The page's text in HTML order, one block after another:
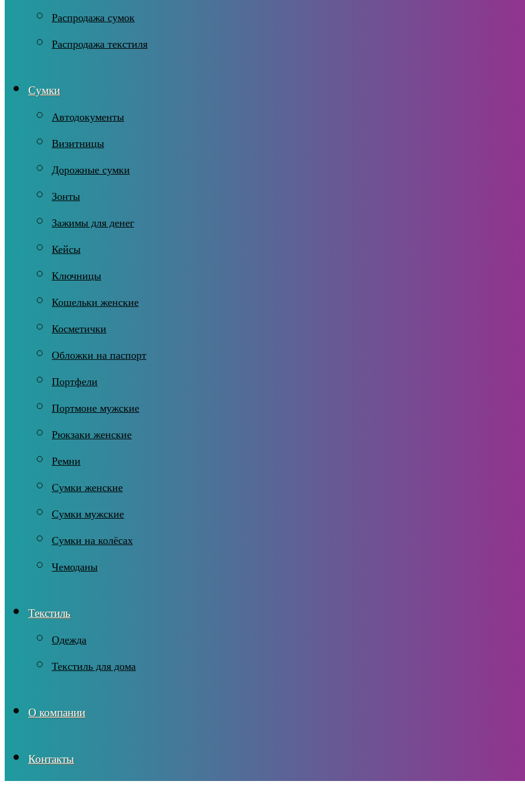
Распродажа сумок
Распродажа текстиля
Сумки
Автодокументы
Визитницы
Дорожные сумки
Зонты
Зажимы для денег
Кейсы
Ключницы
Кошельки женские
Косметички
Обложки на паспорт
Портфели
Портмоне мужские
Рюкзаки женские
Ремни
Сумки женские
Сумки мужские
Сумки на колёсах
Чемоданы
Текстиль
Одежда
Текстиль для дома
О компании
Контакты